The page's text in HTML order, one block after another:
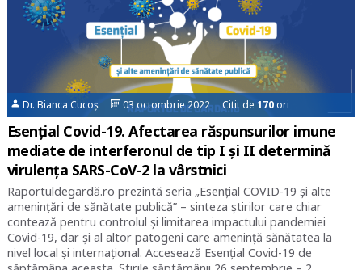
Dr. Bianca Cucoș 03 octombrie 2022 Citit de170ori
Esențial Covid-19. Afectarea răspunsurilor imune
mediate de interferonul de tip I și II determină
virulența SARS-CoV-2 la vârstnici
Raportuldegardă.ro prezintă seria „Esențial COVID-19 și alte
amenințări de sănătate publică” – sinteza știrilor care chiar
contează pentru controlul și limitarea impactului pandemiei
Covid-19, dar și al altor patogeni care amenință sănătatea la
nivel local și internațional. Accesează Esențial Covid-19 de